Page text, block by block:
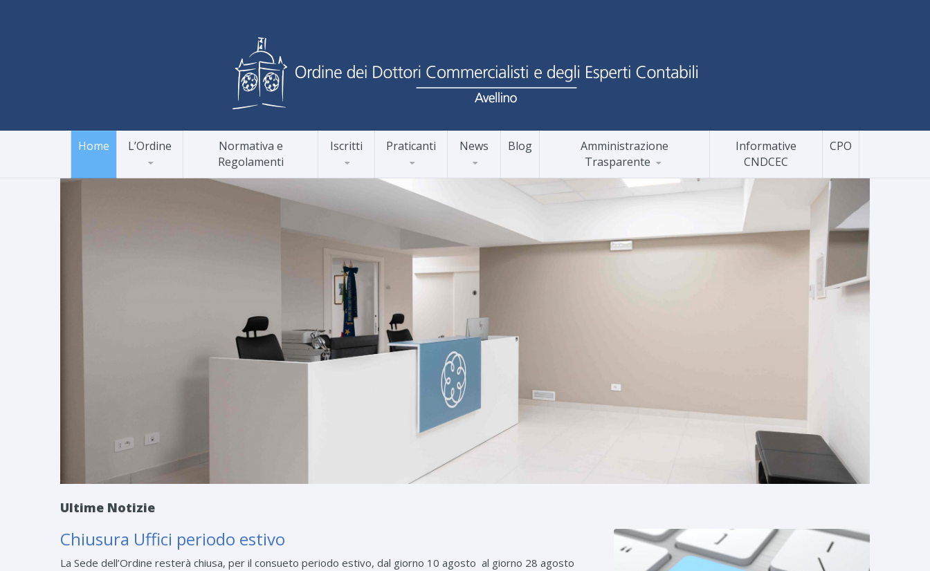
Home L’Ordine
Normativa e
Regolamenti
Iscritti Praticanti News Blog
Amministrazione
Trasparente
Informative
CNDCEC
CPO
Ultime Notizie
Chiusura Uffici periodo estivo
La Sede dell’Ordine resterà chiusa, per il consueto periodo estivo, dal giorno 10 agosto al giorno 28 agosto